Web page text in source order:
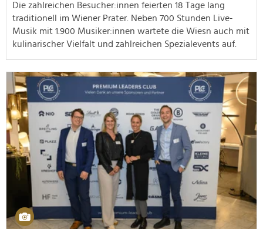
Die zahlreichen Besucher:innen feierten 18 Tage lang
traditionell im Wiener Prater. Neben 700 Stunden Live-
Musik mit 1.900 Musiker:innen wartete die Wiesn auch mit
kulinarischer Vielfalt und zahlreichen Spezialevents auf.